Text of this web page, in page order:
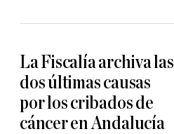
La Fiscalía archiva las
dos últimas causas
por los cribados de
cáncer en Andalucía